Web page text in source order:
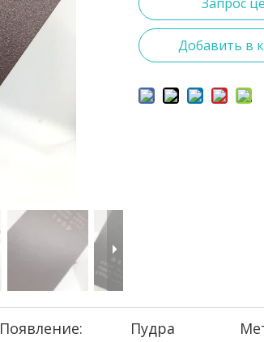
Добавить в
Появление: Пудра